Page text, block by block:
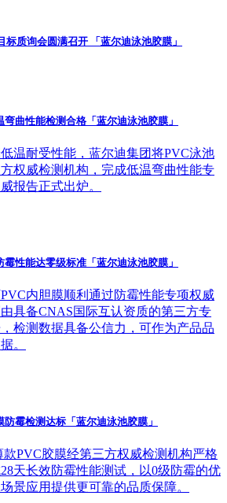
标质询会圆满召开 「蓝尔迪泳池胶膜」
曲性能检测合格「蓝尔迪泳池胶膜」
温耐受性能，蓝尔迪集团将PVC泳池
权威检测机构，完成低温弯曲性能专
报告正式出炉。
性能达零级标准「蓝尔迪泳池胶膜」
内胆膜顺利通过防霉性能专项权威
具备CNAS国际互认资质的第三方专
检测数据具备公信力，可作为产品品
。
霉检测达标「蓝尔迪泳池胶膜」
款PVC胶膜经第三方权威检测机构严格
天长效防霉性能测试，以0级防霉的优
景应用提供更可靠的品质保障。